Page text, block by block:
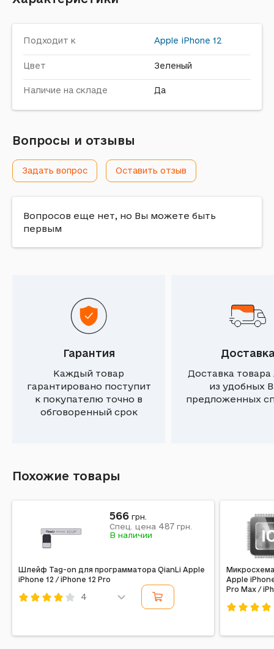
Подходит к Apple iPhone 12
Цвет Зеленый
Наличие на складе Да
Вопросы и отзывы
Задать вопрос Оставить отзыв
Вопросов еще нет, но Вы можете быть
первым
Гарантия
Каждый товар
гарантировано поступит
к покупателю точно в
обговоренный срок
Доставка
из удобных
предложенных
Похожие товары
Шлейф Tag-on для программатора QianLi Apple
iPhone 12 / iPhone 12 Pro
4
566 грн.
Спец. цена 487 грн.
В наличии
Apple
Pro Max /